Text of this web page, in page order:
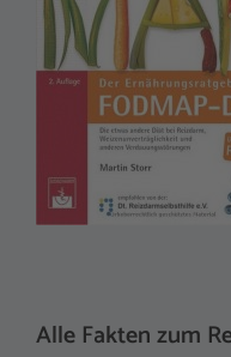
Alle Fakten zum